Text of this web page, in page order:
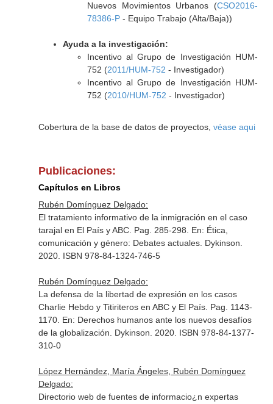
Nuevos Movimientos Urbanos (CSO2016-
78386-P- Equipo Trabajo (Alta/Baja))
Ayuda a la investigación:
Incentivo al Grupo de Investigación HUM-
752 (2011/HUM-752 - Investigador)
Incentivo al Grupo de Investigación HUM-
752 (2010/HUM-752 - Investigador)
Cobertura de la base de datos de proyectos, véase aqui
Publicaciones:
Capítulos en Libros
Rubén Domínguez Delgado:
El tratamiento informativo de la inmigración en el caso
tarajal en El País y ABC. Pag. 285-298. En: Ética,
comunicación y género: Debates actuales. Dykinson.
2020. ISBN 978-84-1324-746-5
Rubén Domínguez Delgado:
La defensa de la libertad de expresión en los casos
Charlie Hebdo y Titiriteros en ABC y El País. Pag. 1143-
1170. En: Derechos humanos ante los nuevos desafíos
de la globalización . Dykinson. 2020. ISBN 978-84-1377-
310-0
López Hernández, María Ángeles, Rubén Domínguez
Delgado:
Directorio web de fuentes de informacio¿n expertas